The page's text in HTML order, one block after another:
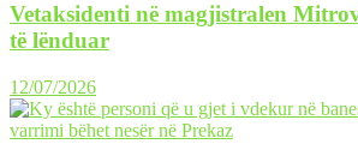
Vetaksidenti në magjistralen
të lënduar
12/07/2026